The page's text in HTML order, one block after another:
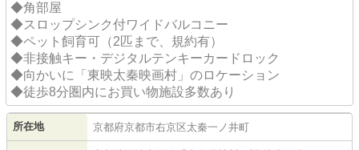
◆角部屋
◆スロップシンク付ワイドバルコニー
◆ペット飼育可（2匹まで、規約有）
◆非接触キー・デジタルテンキーカードロック
◆向かいに「東映太秦映画村」のロケーション
◆徒歩8分圏内にお買い物施設多数あり
所在地 京都府京都市右京区太秦一ノ井町